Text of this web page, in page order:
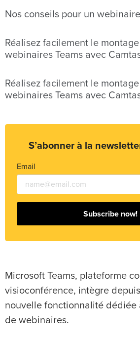
Nos conseils pour un
Réalisez facilement le
webinaires Teams avec
Réalisez facilement le
webinaires Teams avec
S’abonner à la
Email
Subscribe now!
Microsoft Teams, plateforme
visioconférence, intègre
nouvelle fonctionnalité dédiée
de webinaires.